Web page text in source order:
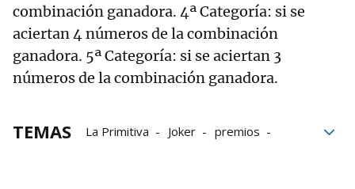
combinación ganadora. 4ª Categoría: si se
aciertan 4 números de la combinación
ganadora. 5ª Categoría: si se aciertan 3
números de la combinación ganadora.
TEMAS La Primitiva Joker
premios